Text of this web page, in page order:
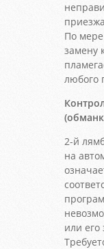
По
замену
любого
2-й
на
или